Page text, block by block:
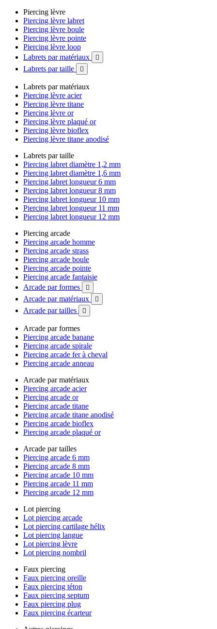
Piercing lèvre
Piercing lèvre labret
Piercing lèvre boule
Piercing lèvre pointe
Piercing lèvre loop
Labrets par matériaux

Labrets par taille 
Labrets par matériaux
Piercing lèvre acier
Piercing lèvre titane
Piercing lèvre or
Piercing lèvre plaqué or
Piercing lèvre bioflex
Piercing lèvre titane anodisé
Labrets par taille
Piercing labret diamètre 1,2 mm
Piercing labret diamètre 1,6 mm
Piercing labret longueur 6 mm
Piercing labret longueur 8 mm
Piercing labret longueur 10 mm
Piercing labret longueur 11 mm
Piercing labret longueur 12 mm
Piercing arcade
Piercing arcade homme
Piercing arcade strass
Piercing arcade boule
Piercing arcade pointe
Piercing arcade fantaisie
Arcade par formes

Arcade par matériaux 
Arcade par tailles 
Arcade par formes
Piercing arcade banane
Piercing arcade spirale
Piercing arcade fer à cheval
Piercing arcade anneau
Arcade par matériaux
Piercing arcade acier
Piercing arcade or
Piercing arcade titane
Piercing arcade titane anodisé
Piercing arcade bioflex
Piercing arcade plaqué or
Arcade par tailles
Piercing arcade 6 mm
Piercing arcade 8 mm
Piercing arcade 10 mm
Piercing arcade 11 mm
Piercing arcade 12 mm
Lot piercing
Lot piercing arcade
Lot piercing cartilage hélix
Lot piercing langue
Lot piercing lèvre
Lot piercing nombril
Faux piercing
Faux piercing oreille
Faux piercing téton
Faux piercing septum
Faux piercing plug
Faux piercing écarteur